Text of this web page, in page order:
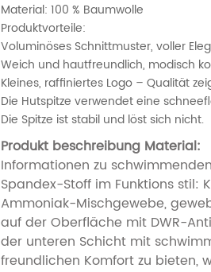
Material: 100 % Baumwolle
Produktvorteile:
Voluminöses Schnittmuster, voller
Weich und hautfreundlich, modisch
Kleines, raffiniertes Logo – Qualität
Die Hutspitze verwendet eine
Die Spitze ist stabil und löst sich nicht.
Produkt beschreibung Material:
Informationen zu
Spandex-Stoff im Funktions stil:
Ammoniak-Mischgewebe,
auf der Oberfläche mit DWR-
der unteren Schicht mit
freundlichen Komfort zu bieten,